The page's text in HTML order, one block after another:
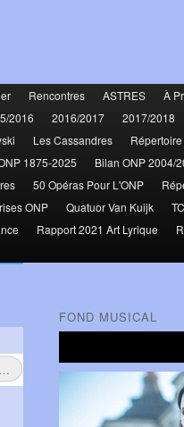
Rencontres ASTRES À
2016 2016/2017 2017/2018
Les Cassandres
1875-2025 Bilan ONP 2004/
50 Opéras Pour L'ONP
ONP Quatuor Van Kuijk
Rapport 2021 Art Lyrique
…
FOND MUSICAL